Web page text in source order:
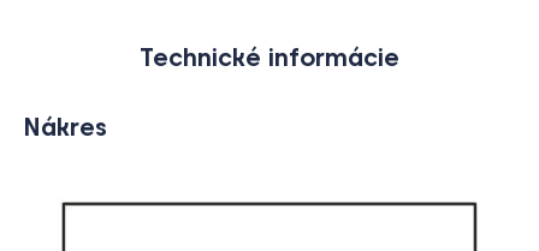
Technické informácie
Nákres